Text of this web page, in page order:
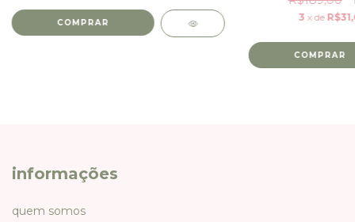
COMPRAR
3 x de
COMPRAR
informações
quem somos